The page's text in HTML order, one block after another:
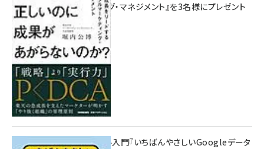
マーケティング・マネジメント』を3名様にプレゼント
10:00
無料BIツール入門『いちばんやさしいGoogleデータ